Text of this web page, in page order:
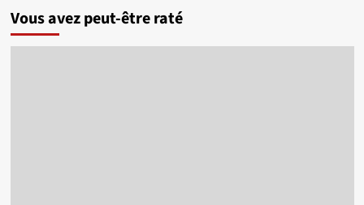
Vous avez peut-être raté